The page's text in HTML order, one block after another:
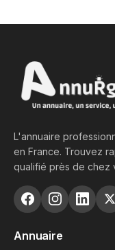
L'annuaire
en France. Trouvez
qualifié près de chez
Annuaire